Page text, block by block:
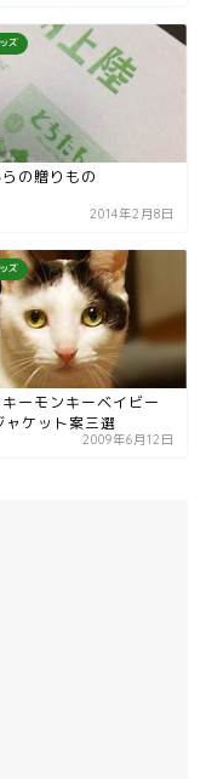
ズ
の贈りもの
2014年2月8日
ズ
ーモンキーベイビー
ャケット案三選
2009年6月12日